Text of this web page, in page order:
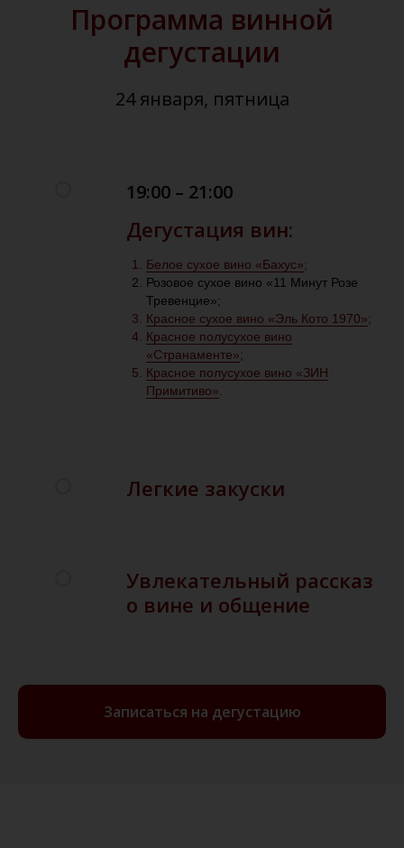
Программа винной
дегустации
24 января, пятница
19:00 – 21:00
Дегустация вин:
Белое сухое вино «Бахус»;
Розовое сухое вино «11 Минут Розе
Тревенцие»;
Красное сухое вино «Эль Кото 1970»;
Красное полусухое вино
«Странаменте»;
Красное полусухое вино «ЗИН
Примитиво»
Легкие закуски
Увлекательный рассказ
о вине и общение
Записаться на дегустацию